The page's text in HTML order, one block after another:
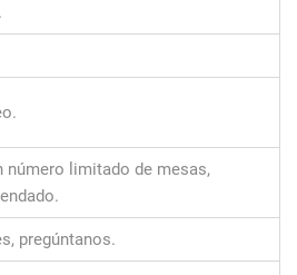
número limitado de mesas,
pregúntanos.